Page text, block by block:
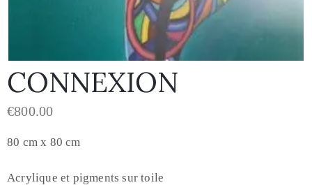
CONNEXION
€800.00
80 cm x 80 cm
Acrylique et pigments sur toile